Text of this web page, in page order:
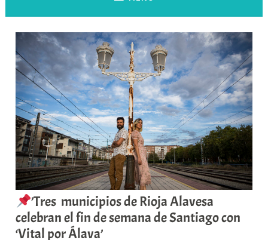
’Tres municipios de Rioja Alavesa
celebran el fin de semana de Santiago con
‘Vital por Álava’